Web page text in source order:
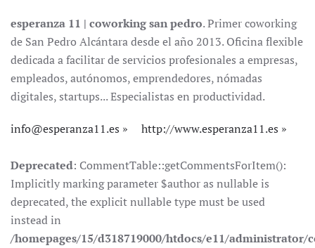
esperanza 11 | coworking san pedro. Primer coworking
de San Pedro Alcántara desde el año 2013. Oficina flexible
dedicada a facilitar de servicios profesionales a empresas,
empleados, autónomos, emprendedores, nómadas
digitales, startups... Especialistas en productividad.
info@esperanza11.es http://www.esperanza11.es
Deprecated: CommentTable::getCommentsForItem():
Implicitly marking parameter $author as nullable is
deprecated, the explicit nullable type must be used
instead in
/homepages/15/d318719000/htdocs/e11/